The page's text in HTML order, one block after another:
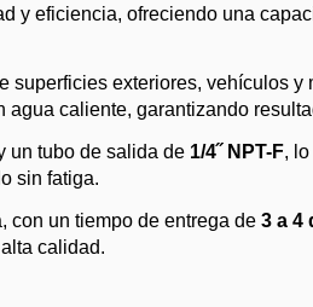
y eficiencia, ofreciendo una
superficies exteriores, vehículos
caliente, garantizando
un tubo de salida de 1/4˝ NPT-F,
sin fatiga.
con un tiempo de entrega de 3 a 4
calidad.